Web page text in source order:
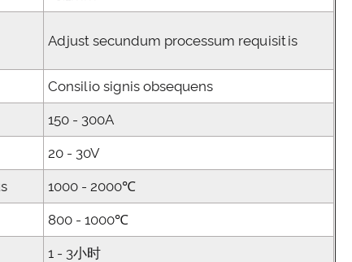
Adjust secundum processum requisitis
Consilio signis obsequens
150 - 300A
20 - 30V
1000 - 2000℃
800 - 1000℃
1 - 3小时